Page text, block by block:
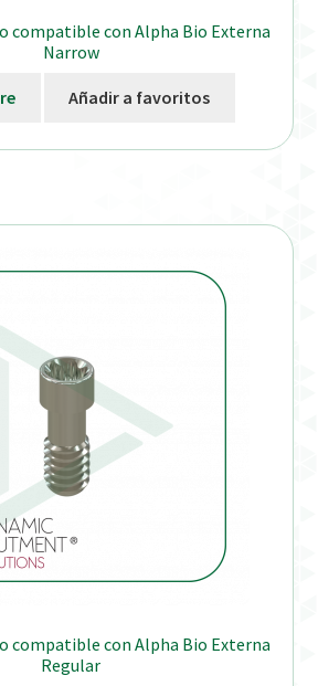
compatible con Alpha Bio Externa
Narrow
Añadir a favoritos
compatible con Alpha Bio Externa
Regular